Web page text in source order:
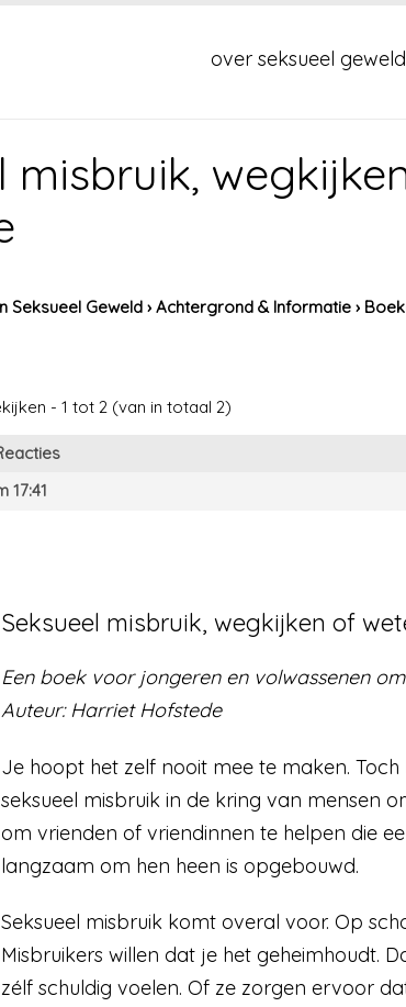
over seksueel geweld
misbruik,
Seksueel Geweld › Achtergrond & Informatie ›
- 1 tot 2 (van in totaal 2)
17:41
Seksueel misbruik, wegkijken of
Een boek voor jongeren en volwassenen
Auteur: Harriet Hofstede
Je hoopt het zelf nooit mee te maken.
seksueel misbruik in de kring van mensen
om vrienden of vriendinnen te helpen die
langzaam om hen heen is opgebouwd.
Seksueel misbruik komt overal voor. Op
Misbruikers willen dat je het geheimhoudt.
zélf schuldig voelen. Of ze zorgen ervoor